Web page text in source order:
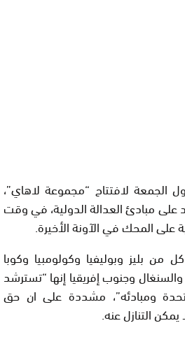
لافتتاح “مجموعة لاهاي”،
على مبادئ العدالة الدولية، في وقت
على المحك في الآونة الأخيرة.
بليز وبوليفيا وكولومبيا وكوبا
والسنغال وجنوب إفريقيا إنها “تسترشد
ومبادئه”، مشددة على ان حق
التنازل عنه.